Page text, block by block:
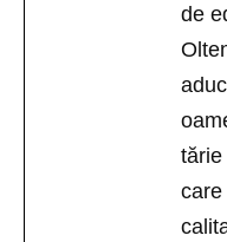
de
tărie
care